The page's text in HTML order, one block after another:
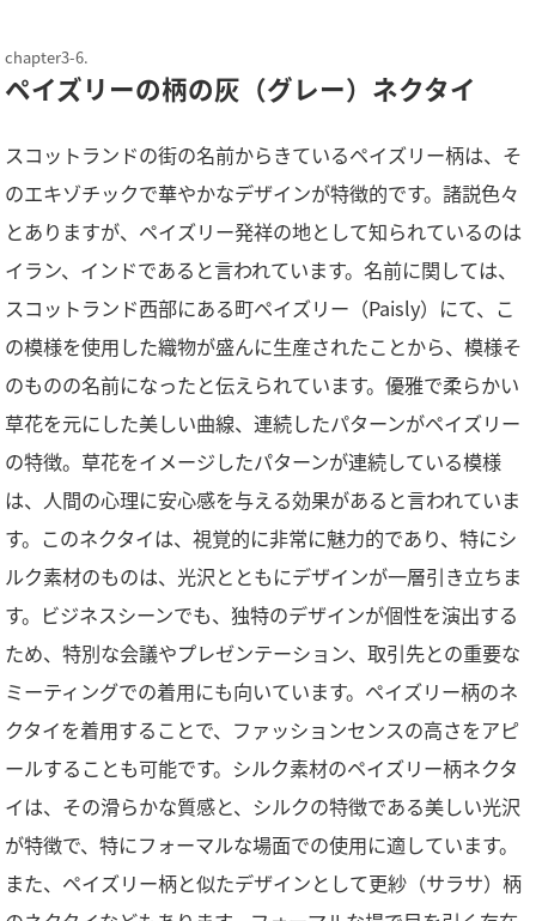
ペイズリーの柄の灰（グレー）ネクタイ
スコットランドの街の名前からきているペイズリー柄は、そ
のエキゾチックで華やかなデザインが特徴的です。諸説色々
とありますが、ペイズリー発祥の地として知られているのは
イラン、インドであると言われています。名前に関しては、
スコットランド西部にある町ペイズリー（Paisly）にて、こ
の模様を使用した織物が盛んに生産されたことから、模様そ
のものの名前になったと伝えられています。優雅で柔らかい
草花を元にした美しい曲線、連続したパターンがペイズリー
の特徴。草花をイメージしたパターンが連続している模様
は、人間の心理に安心感を与える効果があると言われていま
す。このネクタイは、視覚的に非常に魅力的であり、特にシ
ルク素材のものは、光沢とともにデザインが一層引き立ちま
す。ビジネスシーンでも、独特のデザインが個性を演出する
ため、特別な会議やプレゼンテーション、取引先との重要な
ミーティングでの着用にも向いています。ペイズリー柄のネ
クタイを着用することで、ファッションセンスの高さをアピ
ールすることも可能です。シルク素材のペイズリー柄ネクタ
イは、その滑らかな質感と、シルクの特徴である美しい光沢
が特徴で、特にフォーマルな場面での使用に適しています。
また、ペイズリー柄と似たデザインとして更紗（サラサ）柄